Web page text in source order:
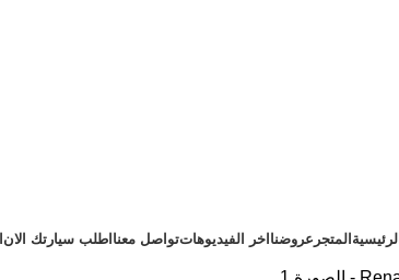
الرئيسية المتجر عروضنا اخر الفيديوهاتتواصل معنا اطلب سيارتك الان